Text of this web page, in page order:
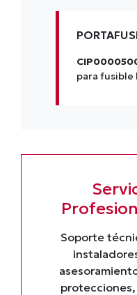
para fusible
Soporte